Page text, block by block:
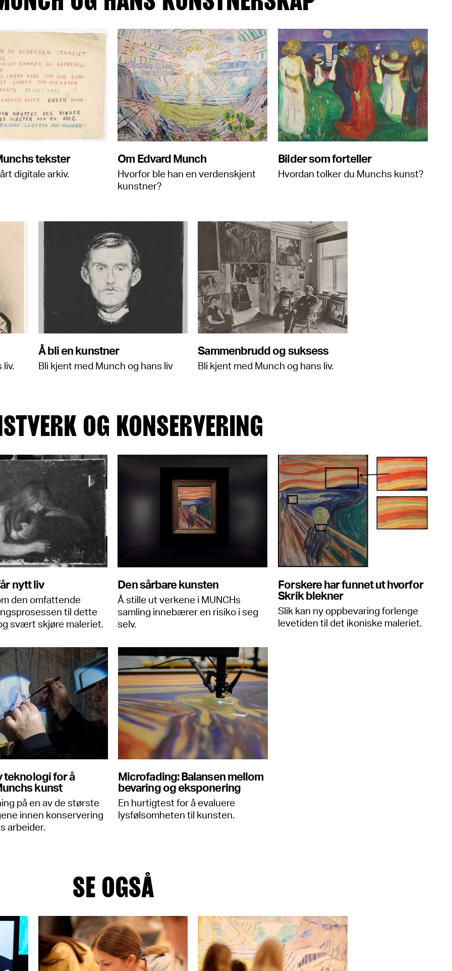
tekster
digitale arkiv.
Om Edvard Munch
Hvorfor ble han en verdenskjent
kunstner?
Bilder som forteller
Hvordan tolker du Munchs kunst?
liv.
Å bli en kunstner
Bli kjent med Munch og hans liv
Sammenbrudd og suksess
Bli kjent med Munch og hans liv.
OG KONSERVERING
nytt liv
den omfattende
til dette
svært skjøre maleriet.
Den sårbare kunsten
Å stille ut verkene i MUNCHs
samling innebærer en risiko i seg
selv.
Forskere har funnet ut hvorfor
Skrik blekner
Slik kan ny oppbevaring forlenge
levetiden til det ikoniske maleriet.
teknologi for å
kunst
på en av de største
innen konservering
arbeider.
Microfading: Balansen mellom
bevaring og eksponering
En hurtigtest for å evaluere
lysfølsomheten til kunsten.
SE OGSÅ